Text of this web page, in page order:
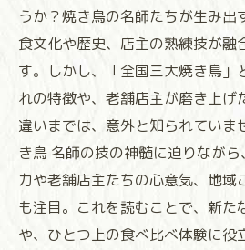
うか？焼き鳥の名師たちが生み出
食文化や歴史、店主の熟練技が融
す。しかし、「全国三大焼き鳥」
れの特徴や、老舗店主が磨き上げ
違いまでは、意外と知られていま
き鳥 名師の技の神髄に迫りなが
力や老舗店主たちの心意気、地域
も注目。これを読むことで、新た
や、ひとつ上の食べ比べ体験に役